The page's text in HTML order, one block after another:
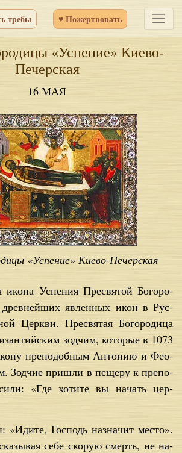
требы ♥ Пожертвовать
«Успение» Киево-
Печерская
16 МАЯ
«Успение» Киево-Печерская
ико­на Успе­ния Пре­свя­той Бо­го­ро­
яв­лен­ных икон в Рус­
Церк­ви. Пре­свя­тая Бо­го­ро­ди­ца
зод­чим, ко­то­рые в 1073
пре­по­доб­ным Ан­то­нию и Фе­о­
Зод­чие при­шли в пе­ще­ру к пре­по­
«Где хо­ти­те вы на­чать цер­
«Иди­те, Гос­подь на­зна­чит ме­сто».
се­бе ско­рую смерть, не на­